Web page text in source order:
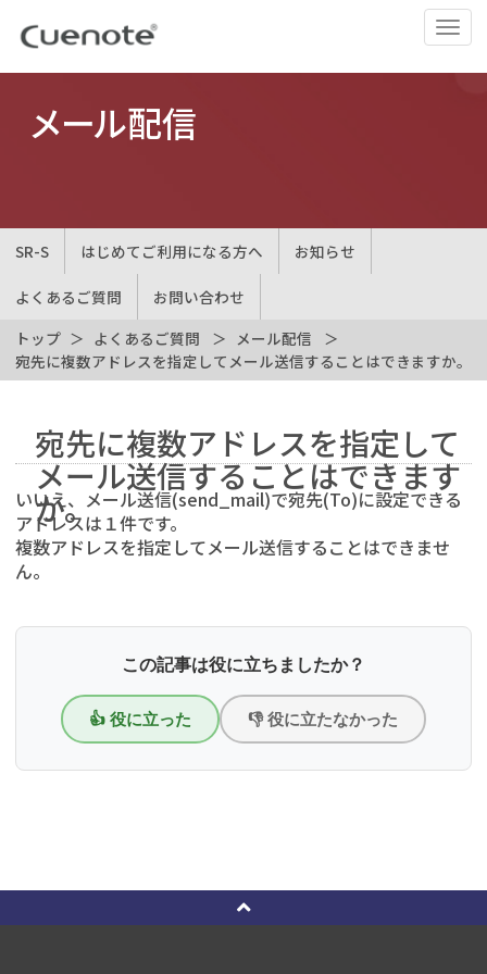
ナ
ビ
ゲ
切
メール配信
SR-S はじめてご利用になる方へ お知らせ
よくあるご質問
お問い合わせ
トップ
よくあるご質問
メール配信
宛先に複数アドレスを指定してメール送信することはできますか。
宛先に複数アドレスを指定して
メール送信することはできます
か。
いいえ、メール送信(send_mail)で宛先(To)に設定できる
アドレスは１件です。
複数アドレスを指定してメール送信することはできませ
ん。
この記事は役に立ちましたか？
👍 役に立った 👎 役に立たなかった